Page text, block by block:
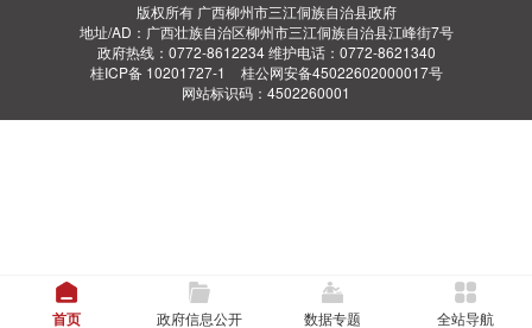
版权所有 广西柳州市三江侗族自治县政府
地址/AD：广西壮族自治区柳州市三江侗族自治县江峰街7号
政府热线：0772-8612234 维护电话：0772-8621340
桂ICP备 10201727-1
桂公网安备45022602000017号
网站标识码：4502260001
首页 政府信息公开 数据专题 全站导航